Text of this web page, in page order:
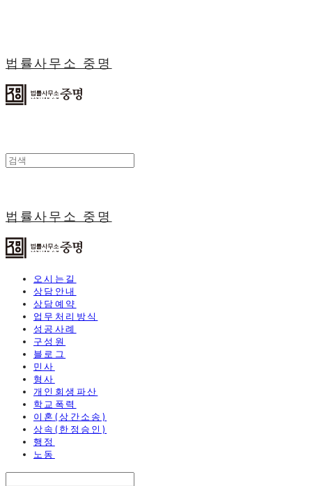
법률사무소 중명
법률사무소 중명
오시는길
상담안내
상담예약
업무처리방식
성공사례
구성원
블로그
민사
형사
개인회생파산
학교폭력
이혼(상간소송)
상속(한정승인)
행정
노동